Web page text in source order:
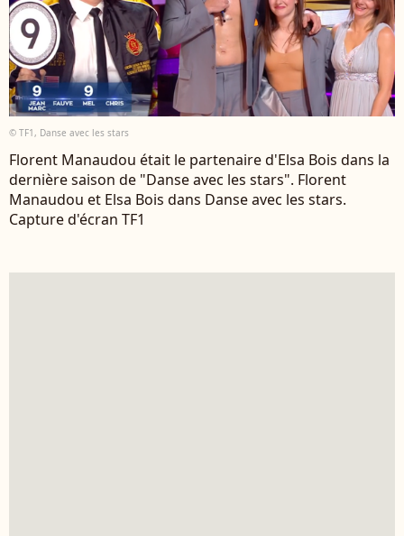
© TF1, Danse avec les stars
Florent Manaudou était le partenaire d'Elsa Bois dans la
dernière saison de "Danse avec les stars". Florent
Manaudou et Elsa Bois dans Danse avec les stars.
Capture d'écran TF1